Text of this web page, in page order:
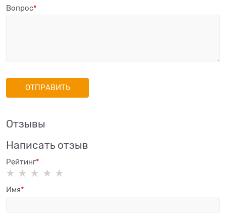
Вопрос
Отзывы
Написать отзыв
Рейтинг
Имя